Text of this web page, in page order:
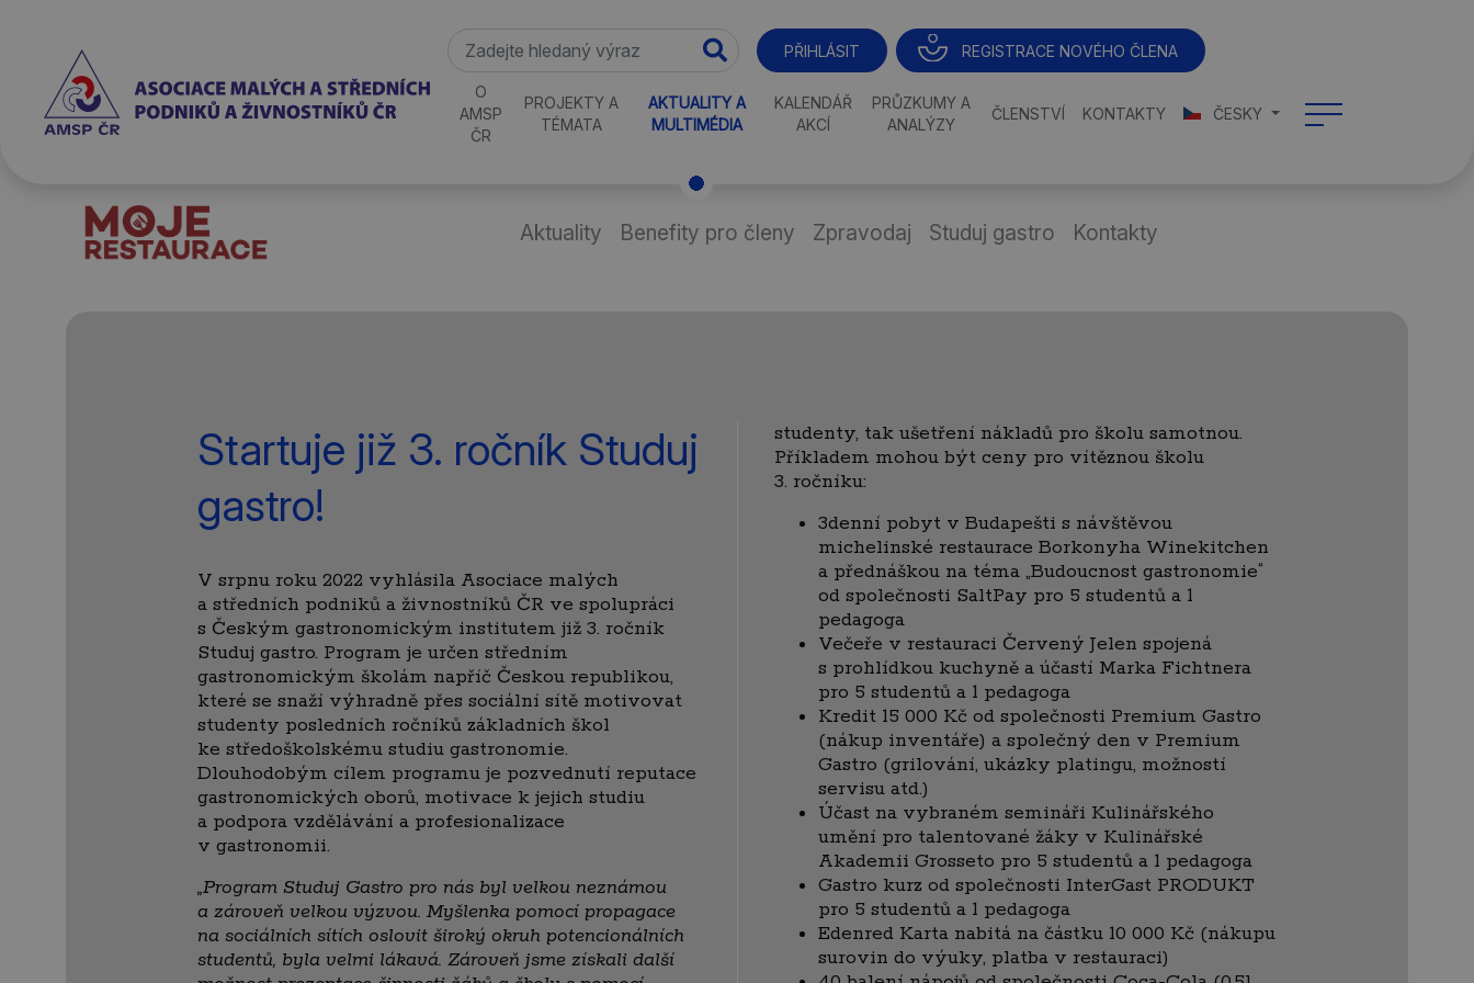
PŘIHLÁSIT REGISTRACE NOVÉHO ČLENA
O
AMSP
ČR
PROJEKTY A
TÉMATA
AKTUALITY A
MULTIMÉDIA
KALENDÁŘ
AKCÍ
PRŮZKUMY A
ANALÝZY
ČLENSTVÍ KONTAKTY ČESKY
Aktuality Benefity pro členy Zpravodaj Studuj gastro Kontakty
Startuje již 3. ročník Studuj
gastro!
V srpnu roku 2022 vyhlásila Asociace malých
a středních podniků a živnostníků ČR ve spolupráci
s Českým gastronomickým institutem již 3. ročník
Studuj gastro. Program je určen středním
gastronomickým školám napříč Českou republikou,
které se snaží výhradně přes sociální sítě motivovat
studenty posledních ročníků základních škol
ke středoškolskému studiu gastronomie.
Dlouhodobým cílem programu je pozvednutí reputace
gastronomických oborů, motivace k jejich studiu
a podpora vzdělávání a profesionalizace
v gastronomii.
„Program Studuj Gastro pro nás byl velkou neznámou
a zároveň velkou výzvou. Myšlenka pomocí propagace
na sociálních sítích oslovit široký okruh potencionálních
studentů, byla velmi lákavá. Zároveň jsme získali další
studenty, tak ušetření nákladů pro školu samotnou.
Příkladem mohou být ceny pro vítěznou školu
3. ročníku:
3denní pobyt v Budapešti s návštěvou
michelinské restaurace Borkonyha Winekitchen
a přednáškou na téma „Budoucnost gastronomie“
od společnosti SaltPay pro 5 studentů a 1
pedagoga
Večeře v restauraci Červený Jelen spojená
s prohlídkou kuchyně a účastí Marka Fichtnera
pro 5 studentů a 1 pedagoga
Kredit 15 000 Kč od společnosti Premium Gastro
(nákup inventáře) a společný den v Premium
Gastro (grilování, ukázky platingu, možností
servisu atd.)
Účast na vybraném semináři Kulinářského
umění pro talentované žáky v Kulinářské
Akademii Grosseto pro 5 studentů a 1 pedagoga
Gastro kurz od společnosti InterGast PRODUKT
pro 5 studentů a 1 pedagoga
Edenred Karta nabitá na částku 10 000 Kč (nákupu
surovin do výuky, platba v restauraci)